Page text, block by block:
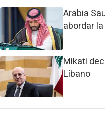
Arabia
abordar
Mikati
Líbano